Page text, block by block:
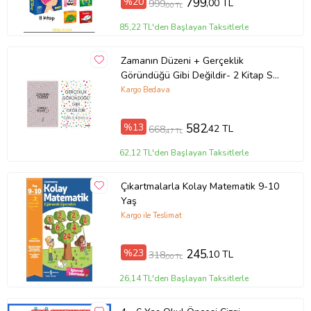
Tanıtım Metni
Baskı Boyutu21,50 x 27,50 cm
Baskı Sayısı 4. Baskı
Baskı Tarihi Mayıs 2023
Çevirmen
Canan Demir
Kağıt Cinsi
2. Hamur
999,00 TL ,00 TL
85,22 TL'den Başlayan Taksitlerle
Zamanın Düzeni + Gerçeklik
Göründüğü Gibi Değildir- 2 Kitap Set
- Iş Bankası Özel Set Zamanın
Kargo Bedava
%13 668,47 TL 582,42 TL
62,12 TL'den Başlayan Taksitlerle
Çıkartmalarla Kolay Matematik 9-10
Yaş
Kargo ile Teslimat
%23 318,00 TL 245,10 TL
26,14 TL'den Başlayan Taksitlerle